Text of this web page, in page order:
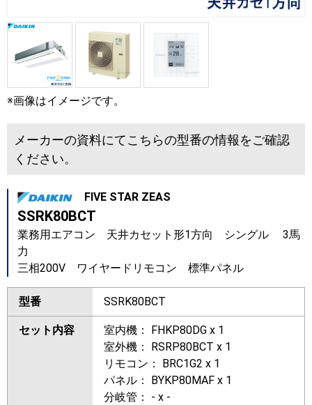
※画像はイメージです。
メーカーの資料にてこちらの型番の情報をご確認
ください。
FIVE STAR ZEAS
SSRK80BCT
業務用エアコン 天井カセット形1方向 シングル 3馬
力
三相200V ワイヤードリモコン 標準パネル
型番 SSRK80BCT
セット内容
室内機： FHKP80DG x 1
室外機： RSRP80BCT x 1
リモコン： BRC1G2 x 1
パネル： BYKP80MAF x 1
分岐管： - x -